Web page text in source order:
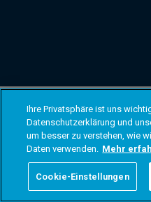
Ihre Privatsphäre ist uns
Datenschutzerklärung und
um besser zu verstehen, wie
Daten verwenden. Mehr
Cookie-Einstellungen